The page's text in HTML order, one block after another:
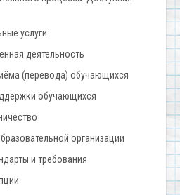
услуги
деятельность
(перевода) обучающихся
обучающихся
организации
и требования